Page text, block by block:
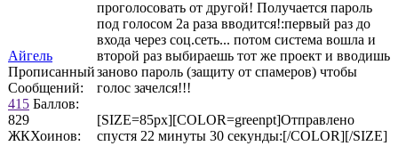
Айгель
Прописанный
Сообщений:
415 Баллов:
829
ЖКХоинов:
проголосовать от другой! Получается пароль
под голосом 2а раза вводится!:первый раз до
входа через соц.сеть... потом система вошла и
второй раз выбираешь тот же проект и вводишь
заново пароль (защиту от спамеров) чтобы
голос зачелся!!!
[SIZE=85px][COLOR=greenpt]Отправлено
спустя 22 минуты 30 секунды:[/COLOR][/SIZE]